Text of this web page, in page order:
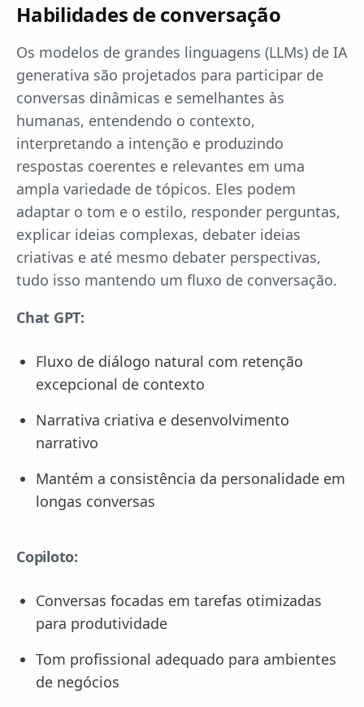
Habilidades de conversação
Os modelos de grandes linguagens (LLMs) de IA
generativa são projetados para participar de
conversas dinâmicas e semelhantes às
humanas, entendendo o contexto,
interpretando a intenção e produzindo
respostas coerentes e relevantes em uma
ampla variedade de tópicos. Eles podem
adaptar o tom e o estilo, responder perguntas,
explicar ideias complexas, debater ideias
criativas e até mesmo debater perspectivas,
tudo isso mantendo um fluxo de conversação.
Chat GPT:
Fluxo de diálogo natural com retenção
excepcional de contexto
Narrativa criativa e desenvolvimento
narrativo
Mantém a consistência da personalidade em
longas conversas
Copiloto:
Conversas focadas em tarefas otimizadas
para produtividade
Tom profissional adequado para ambientes
de negócios